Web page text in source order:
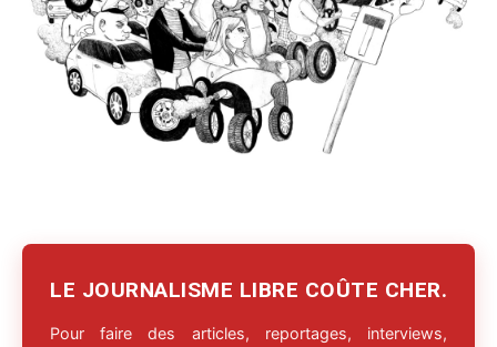
LE JOURNALISME LIBRE COÛTE CHER.
Pour faire des articles, reportages, interviews,